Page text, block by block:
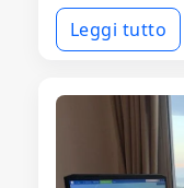
Leggi tutto